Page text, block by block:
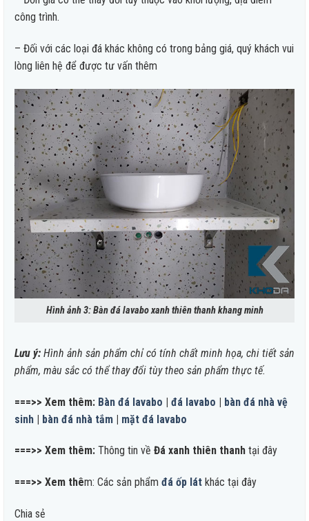
công trình.
– Đối với các loại đá khác không có trong bảng giá, quý khách vui
lòng liên hệ để được tư vấn thêm
Hình ảnh 3: Bàn đá lavabo xanh thiên thanh khang minh
Lưu ý: Hình ảnh sản phẩm chỉ có tính chất minh họa, chi tiết sản
phẩm, màu sắc có thể thay đổi tùy theo sản phẩm thực tế.
===>> Xem thêm: Bàn đá lavabo | đá lavabo | bàn đá nhà vệ
sinh | bàn đá nhà tắm | mặt đá lavabo
===>> Xem thêm: Thông tin về Đá xanh thiên thanh tại đây
===>> Xem thêm: Các sản phẩm đá ốp lát khác tại đây
Chia sẻ